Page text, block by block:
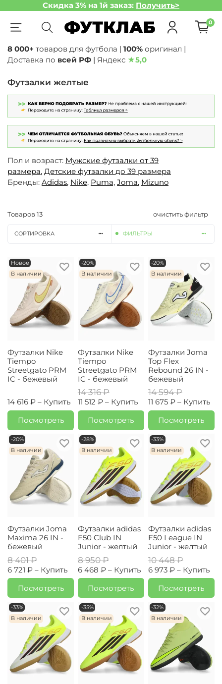
Скидка 3% на 1й заказ: Получить>
0
8 000+ товаров для футбола | 100% оригинал |
Доставка по всей РФ | Яндекс ★5,0
Футзалки желтые
Пол и возраст: Мужские футзалки от 39
размера, Детские футзалки до 39 размера
Бренды: Adidas, Nike, Puma, Joma, Mizuno
Товаров 13 очистить фильтр
СОРТИРОВКА ФИЛЬТРЫ
Новое
В наличии
Футзалки Nike
Tiempo
Streetgato PRM
IC - бежевый
14 616 ₽ – Купить
Посмотреть
-20%
В наличии
Футзалки Nike
Tiempo
Streetgato PRM
IC - бежевый
14 316 ₽
11 512 ₽ – Купить
Посмотреть
-20%
В наличии
Футзалки Joma
Top Flex
Rebound 26 IN -
бежевый
14 594 ₽
11 675 ₽ – Купить
Посмотреть
-20%
В наличии
Футзалки Joma
Maxima 26 IN -
бежевый
8 401 ₽
6 721 ₽ – Купить
Посмотреть
-28%
В наличии
Футзалки adidas
F50 Club IN
Junior - желтый
8 950 ₽
6 468 ₽ – Купить
Посмотреть
-33%
В наличии
Футзалки adidas
F50 League IN
Junior - желтый
10 448 ₽
6 973 ₽ – Купить
Посмотреть
-33%
В наличии
-35%
В наличии
-32%
В наличии